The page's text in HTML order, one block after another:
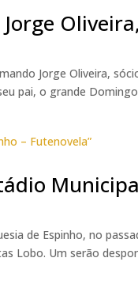
Jorge Oliveira,
pai, o grande
de Espinho, no
Lobo. Um serão